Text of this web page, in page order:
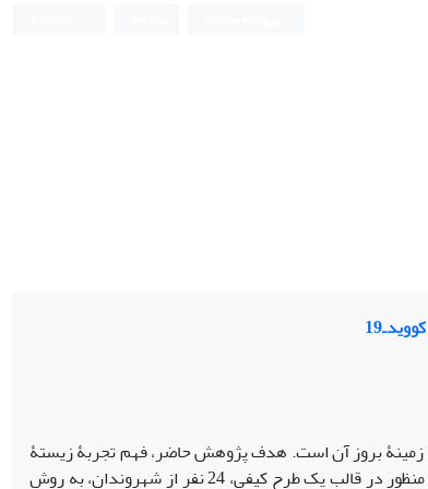
زمینۀ بروز آن است. هدف پژوهش حاضر، فهم تجربۀ زیستۀ
کنشگران از موانع و منافع درک‌شده در پیشگیری از بیماری کرونا در استان خوزستان است. بدین منظور در قالب یک طرح کیفی، 24 نفر از شهروندان، به روش